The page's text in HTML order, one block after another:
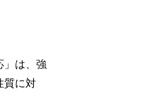
」は、強
質に対